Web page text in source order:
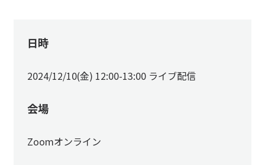
日時
2024/12/10(金) 12:00-13:00 ライブ配信
会場
Zoomオンライン